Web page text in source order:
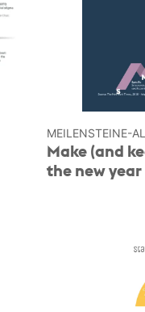
MEILENSTEINE-
Make (and
the new year